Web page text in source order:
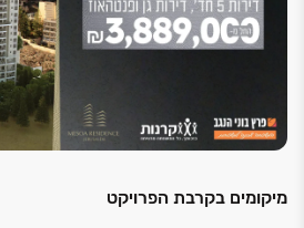
לחיים.
מיקומים בקרבת הפרויקט